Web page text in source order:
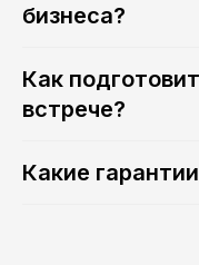
бизнеса?
Как
встрече?
Какие
Для бизнеса